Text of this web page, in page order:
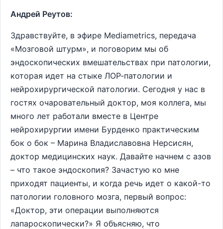
Андрей Реутов:
Здравствуйте, в эфире Mediametrics, передача
«Мозговой штурм», и поговорим мы об
эндоскопических вмешательствах при патологии,
которая идет на стыке ЛОР-патологии и
нейрохирургической патологии. Сегодня у нас в
гостях очаровательный доктор, моя коллега, мы
много лет работали вместе в Центре
нейрохирургии имени Бурденко практическим
бок о бок ­– Марина Владиславовна Нерсисян,
доктор медицинских наук. Давайте начнем с азов
– что такое эндоскопия? Зачастую ко мне
приходят пациенты, и когда речь идет о какой-то
патологии головного мозга, первый вопрос:
«Доктор, эти операции выполняются
лапароскопически?» Я объясняю, что